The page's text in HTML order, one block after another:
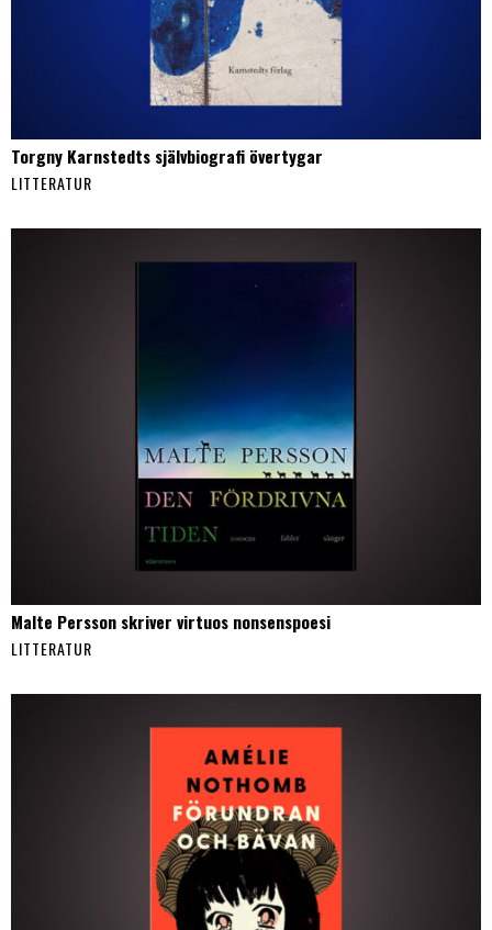
Torgny Karnstedts självbiografi övertygar
LITTERATUR
Malte Persson skriver virtuos nonsenspoesi
LITTERATUR